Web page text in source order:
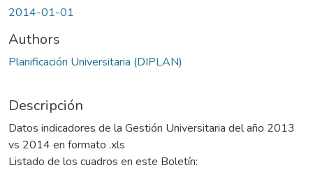
2014-01-01
Authors
Planificación Universitaria (DIPLAN)
Descripción
Datos indicadores de la Gestión Universitaria del año 2013
vs 2014 en formato .xls
Listado de los cuadros en este Boletín: